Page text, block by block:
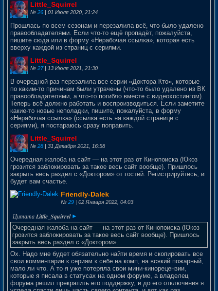
Little_Squirrel
№ 26 | 01 Июля 2020, 21:24
Прошлась по всем сезонам и перезалила всё, что было удалено
правообладателями. Если что-то ещё пропадёт, пожалуйста,
пишите сюда или в форму «Нерабочая ссылка», которая есть
вверху каждой из страниц с сериями.
Little_Squirrel
№ 27| 13 Июля 2021, 21:30
В очередной раз перезалила все серии «Доктора Кто», которые
по каким-то причинам были утрачены (что-то было удалено из ВК
правообладателями, а что-то погибло вместе с видеохостингом).
Теперь всё должно работать и воспроизводиться. Если заметите
какие-то новые неполадки, пишите, пожалуйста, в форму
«Нерабочая ссылка» (ссылка есть на каждой странице с
сериями), я постараюсь сразу поправить.
Little_Squirrel
№ 28 | 31 Декабря 2021, 16:58
Очередная жалоба на сайт — на этот раз от Кинопоиска (Юкоз
грозится заблокировать за такое весь сайт вообще). Пришлось
закрыть весь раздел с «Доктором» от гостей. Регистрируйтесь, и
будет вам счастье.
Friendly-Dalek
№ 29 | 02 Января 2022, 04:03
Очередная жалоба на сайт — на этот раз от Кинопоиска (Юкоз
грозится заблокировать за такое весь сайт вообще). Пришлось
закрыть весь раздел с «Доктором».
Ох. Надо мне будет обязательно найти время и скопировать все
свои комментарии к сериям к себе на комп, на всякий пожарный,
мало ли что. А то я уже потеряла свои мини-кинорецензии,
которые я писала в статусах на одном форуме, а владелец
форума решил прекратить его поддержку, и до его отключения я